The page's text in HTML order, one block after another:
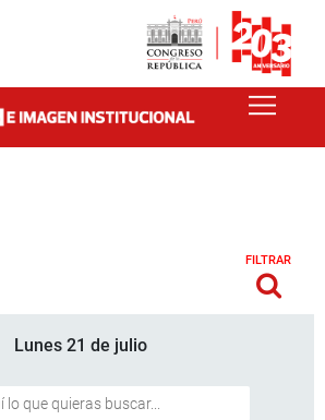
FILTRAR
Lunes 21 de julio